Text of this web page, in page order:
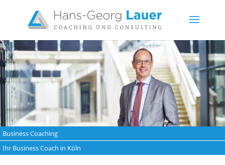
Business Coaching
Ihr Business Coach in Köln